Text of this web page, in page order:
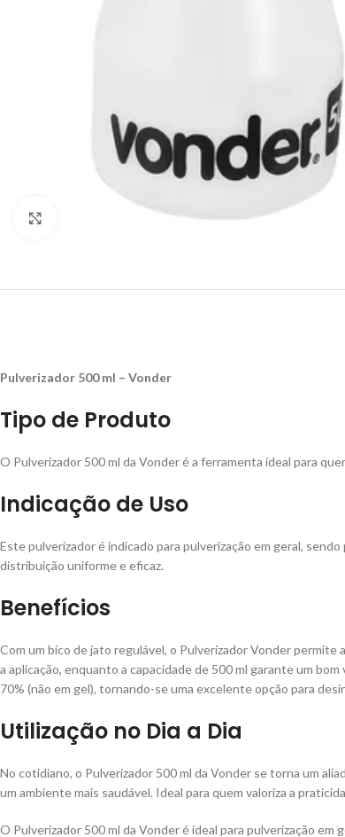
Pulverizador 500 ml – Vonder
Tipo de Produto
O Pulverizador 500 ml da Vonder é a ferramenta ideal para
Indicação de Uso
Este pulverizador é indicado para pulverização em geral,
distribuição uniforme e eficaz.
Benefícios
Com um bico de jato regulável, o Pulverizador Vonder
a aplicação, enquanto a capacidade de 500 ml garante um
70% (não em gel), tornando-se uma excelente opção para
Utilização no Dia a Dia
No cotidiano, o Pulverizador 500 ml da Vonder se torna um
um ambiente mais saudável. Ideal para quem valoriza a
O Pulverizador 500 ml da Vonder é ideal para pulverização